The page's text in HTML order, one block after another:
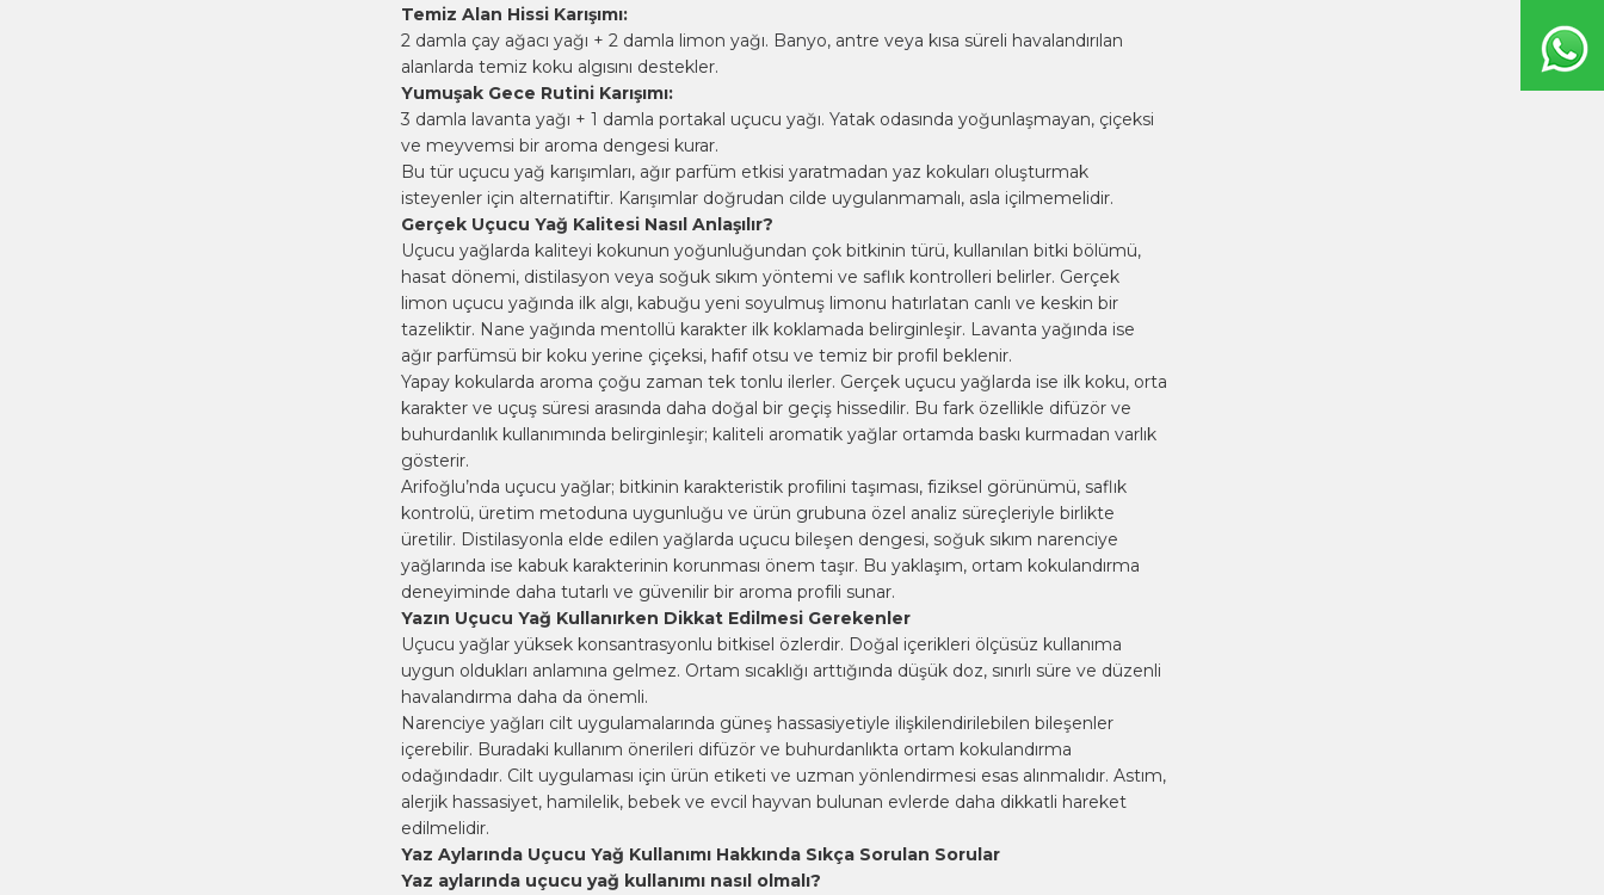
Temiz Alan Hissi Karışımı:
2 damla çay ağacı yağı + 2 damla limon yağı. Banyo, antre veya kısa süreli havalandırılan
alanlarda temiz koku algısını destekler.
Yumuşak Gece Rutini Karışımı:
3 damla lavanta yağı + 1 damla portakal uçucu yağı. Yatak odasında yoğunlaşmayan, çiçeksi
ve meyvemsi bir aroma dengesi kurar.
Bu tür uçucu yağ karışımları, ağır parfüm etkisi yaratmadan yaz kokuları oluşturmak
isteyenler için alternatiftir. Karışımlar doğrudan cilde uygulanmamalı, asla içilmemelidir.
Gerçek Uçucu Yağ Kalitesi Nasıl Anlaşılır?
Uçucu yağlarda kaliteyi kokunun yoğunluğundan çok bitkinin türü, kullanılan bitki bölümü,
hasat dönemi, distilasyon veya soğuk sıkım yöntemi ve saflık kontrolleri belirler. Gerçek
limon uçucu yağında ilk algı, kabuğu yeni soyulmuş limonu hatırlatan canlı ve keskin bir
tazeliktir. Nane yağında mentollü karakter ilk koklamada belirginleşir. Lavanta yağında ise
ağır parfümsü bir koku yerine çiçeksi, hafif otsu ve temiz bir profil beklenir.
Yapay kokularda aroma çoğu zaman tek tonlu ilerler. Gerçek uçucu yağlarda ise ilk koku, orta
karakter ve uçuş süresi arasında daha doğal bir geçiş hissedilir. Bu fark özellikle difüzör ve
buhurdanlık kullanımında belirginleşir; kaliteli aromatik yağlar ortamda baskı kurmadan varlık
gösterir.
Arifoğlu’nda uçucu yağlar; bitkinin karakteristik profilini taşıması, fiziksel görünümü, saflık
kontrolü, üretim metoduna uygunluğu ve ürün grubuna özel analiz süreçleriyle birlikte
üretilir. Distilasyonla elde edilen yağlarda uçucu bileşen dengesi, soğuk sıkım narenciye
yağlarında ise kabuk karakterinin korunması önem taşır. Bu yaklaşım, ortam kokulandırma
deneyiminde daha tutarlı ve güvenilir bir aroma profili sunar.
Yazın Uçucu Yağ Kullanırken Dikkat Edilmesi Gerekenler
Uçucu yağlar yüksek konsantrasyonlu bitkisel özlerdir. Doğal içerikleri ölçüsüz kullanıma
uygun oldukları anlamına gelmez. Ortam sıcaklığı arttığında düşük doz, sınırlı süre ve düzenli
havalandırma daha da önemli.
Narenciye yağları cilt uygulamalarında güneş hassasiyetiyle ilişkilendirilebilen bileşenler
içerebilir. Buradaki kullanım önerileri difüzör ve buhurdanlıkta ortam kokulandırma
odağındadır. Cilt uygulaması için ürün etiketi ve uzman yönlendirmesi esas alınmalıdır. Astım,
alerjik hassasiyet, hamilelik, bebek ve evcil hayvan bulunan evlerde daha dikkatli hareket
edilmelidir.
Yaz Aylarında Uçucu Yağ Kullanımı Hakkında Sıkça Sorulan Sorular
Yaz aylarında uçucu yağ kullanımı nasıl olmalı?